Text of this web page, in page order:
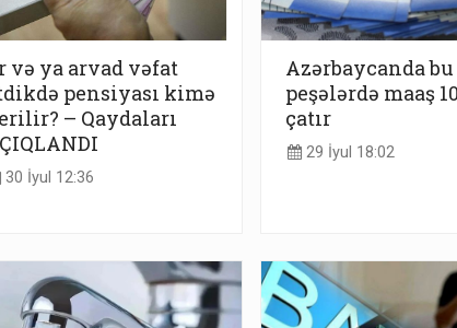
və ya arvad vəfat
pensiyası kimə
– Qaydaları
30 İyul 12:36
Azərbaycanda bu
peşələrdə maaş
çatır
29 İyul 18:02